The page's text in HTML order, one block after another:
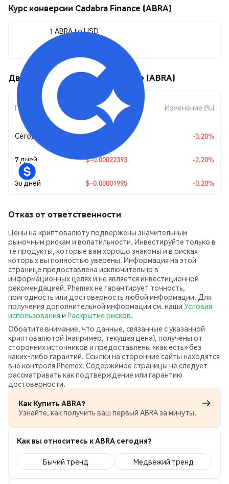
Курс конверсии Cadabra Finance (ABRA)
1 ABRA to USD
Движения цены Cadabra Finance (ABRA)
Период
Изменение
суммы
Изменение (%)
Сегодня $-0.00001995 -0.20%
7 дней $-0.00022393 -2.20%
30 дней $-0.00001995 -0.20%
Отказ от ответственности
Цены на криптовалюту подвержены значительным
рыночным рискам и волатильности. Инвестируйте только в
те продукты, которые вам хорошо знакомы и в рисках
которых вы полностью уверены. Информация на этой
странице предоставлена исключительно в
информационных целях и не является инвестиционной
рекомендацией. Phemex не гарантирует точность,
пригодность или достоверность любой информации. Для
получения дополнительной информации см. наши Условия
использования и Раскрытие рисков.
Обратите внимание, что данные, связанные с указанной
криптовалютой (например, текущая цена), получены от
сторонних источников и предоставлены «как есть» без
каких‑либо гарантий. Ссылки на сторонние сайты находятся
вне контроля Phemex. Содержимое страницы не следует
рассматривать как подтверждение или гарантию
достоверности.
Как Купить ABRA?
Узнайте, как получить ваш первый ABRA за минуты.
Как вы относитесь к ABRA сегодня?
Бычий тренд Медвежий тренд